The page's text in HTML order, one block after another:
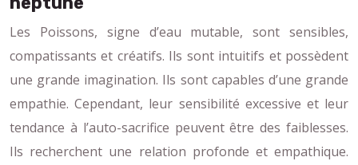
Les Poissons, signe d’eau mutable, sont sensibles,
compatissants et créatifs. Ils sont intuitifs et possèdent
une grande imagination. Ils sont capables d’une grande
empathie. Cependant, leur sensibilité excessive et leur
tendance à l’auto-sacrifice peuvent être des faiblesses.
Ils recherchent une relation profonde et empathique.